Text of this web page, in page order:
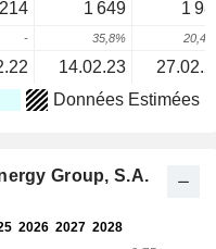
1 649 1
- 35,8%
14.02.23
Données Estimées
Group, S.A.